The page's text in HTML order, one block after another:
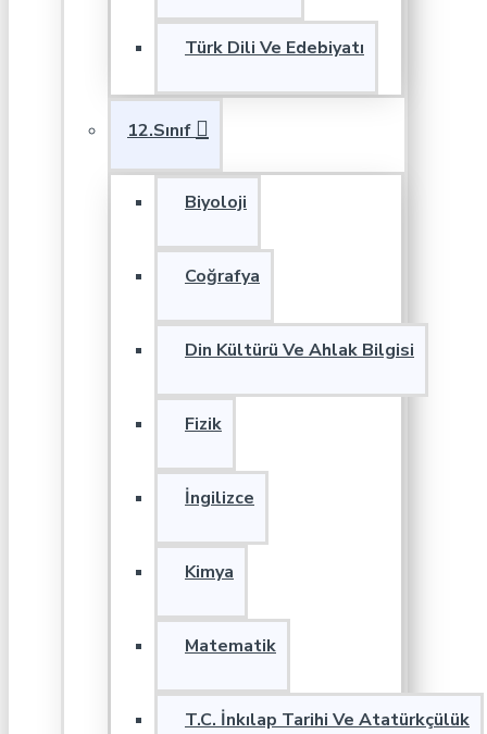
Türk Dili Ve Edebiyatı
12.Sınıf
Biyoloji
Coğrafya
Din Kültürü Ve Ahlak Bilgisi
Fizik
İngilizce
Kimya
Matematik
T.C. İnkılap Tarihi Ve Atatürkçülük